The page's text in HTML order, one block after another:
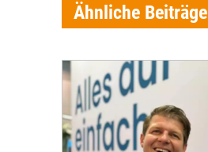
Ähnliche Beiträge